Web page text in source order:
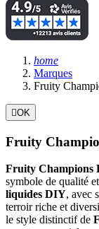
home
Marques
Fruity
OK
Fruity
Fruity Champions
symbole de qualité
liquides DIY, avec
terroir riche et
le style distinctif de